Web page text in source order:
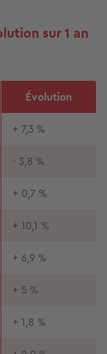
sur 1 an
Évolution
+ 7,3 %
- 3,8 %
+ 0,7 %
+ 10,1 %
+ 6,9 %
+ 5 %
+ 1,8 %